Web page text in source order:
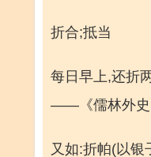
折合;抵当
每日早上,还折
——《儒林外史
又如:折帕(以银